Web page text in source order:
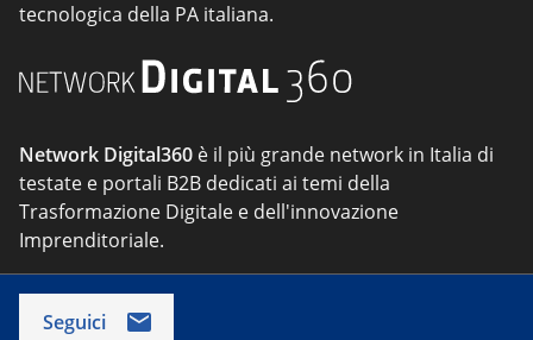
tecnologica della PA italiana.
Network Digital360 è il più grande network in Italia di
testate e portali B2B dedicati ai temi della
Trasformazione Digitale e dell'innovazione
Imprenditoriale.
Seguici